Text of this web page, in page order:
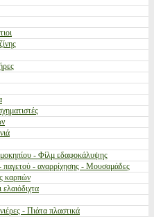
- Φίλμ εδαφοκάλυψης
παγετού - αναρρίχησης - Μουσαμάδες
καρπών
- Πιάτα πλαστικά